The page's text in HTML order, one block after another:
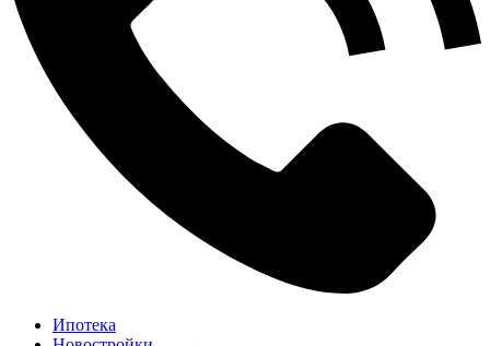
Ипотека